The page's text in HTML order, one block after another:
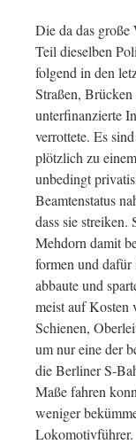
Die da das
Teil dieselben
folgend in den
Straßen,
unterfinanzierte
verrottete. Es
plötzlich zu
unbedingt
Beamtenstatus
dass sie
Mehdorn damit
formen und dafür
abbaute und
meist auf Kosten
Schienen,
um nur eine der
die Berliner S-
Maße fahren
weniger
Lokomotivführer.